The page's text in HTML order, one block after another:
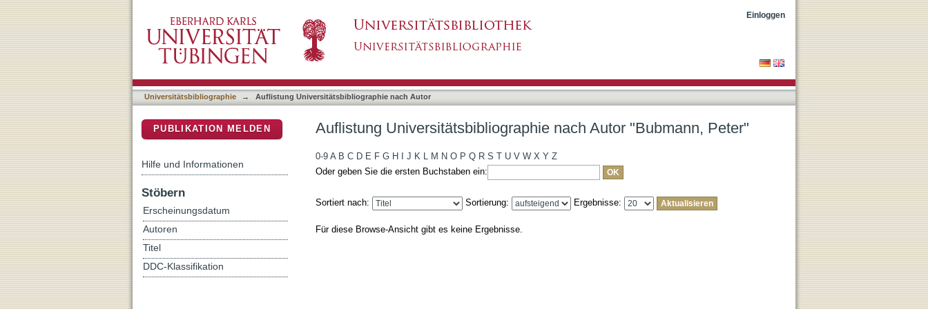
Einloggen
Universitätsbibliographie → Auflistung Universitätsbibliographie nach Autor
Auflistung Universitätsbibliographie nach Autor "Bubmann, Peter"
0-9 A B C D E F G H J K L M N O P Q R S T U V W X Y Z
Oder geben Sie die ersten Buchstaben ein:
Sortiert nach: Sortierung: Ergebnisse:
Für diese Browse-Ansicht gibt es keine Ergebnisse.
PUBLIKATION MELDEN
Hilfe und Informationen
Stöbern
Erscheinungsdatum
Autoren
Titel
DDC-Klassifikation